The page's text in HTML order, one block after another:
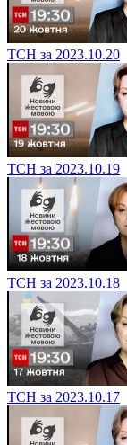
ТСН за 2023.10.20
ТСН за 2023.10.19
ТСН за 2023.10.18
ТСН за 2023.10.17